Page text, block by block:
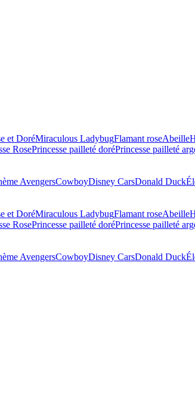
et DoréMiraculous LadybugFlamant roseAbeille
RosePrincesse pailleté doréPrincesse pailleté
AvengersCowboyDisney CarsDonald Duck
et DoréMiraculous LadybugFlamant roseAbeille
RosePrincesse pailleté doréPrincesse pailleté
AvengersCowboyDisney CarsDonald Duck